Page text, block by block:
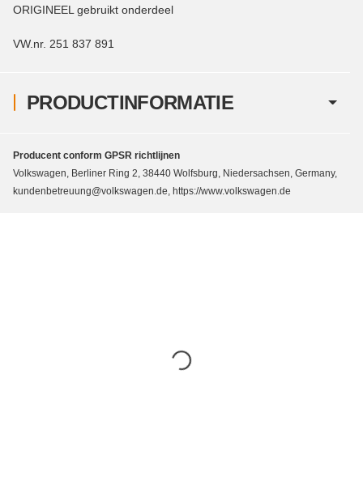
PRODUCTINFORMATIE
ORIGINEEL gebruikt onderdeel
VW.nr. 251 837 891
Producent conform GPSR richtlijnen
Volkswagen, Berliner Ring 2, 38440 Wolfsburg, Niedersachsen, Germany,
kundenbetreuung@volkswagen.de, https://www.volkswagen.de